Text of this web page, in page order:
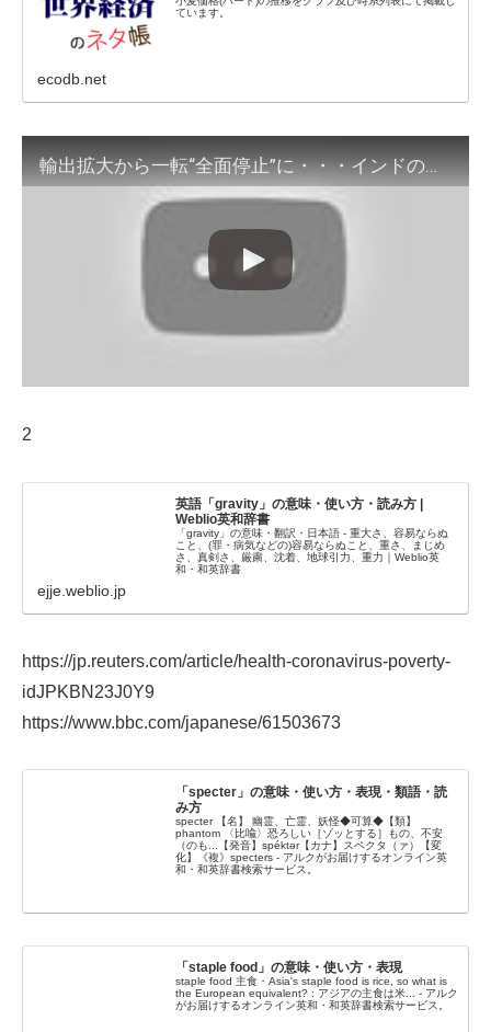
ています。
ecodb.net
輸出拡大から一転“全面停止”に・・・インドの記録的な熱波が小麦不足に拍車(2022年5月18日)
2
英語「gravity」の意味・使い方・読み方 |
Weblio英和辞書
「gravity」の意味・翻訳・日本語 - 重大さ、容易ならぬ
こと、(罪・病気などの)容易ならぬこと、重さ、まじめ
さ、真剣さ、厳粛、沈着、地球引力、重力｜Weblio英
和・和英辞書
ejje.weblio.jp
https://jp.reuters.com/article/health-coronavirus-poverty-
idJPKBN23J0Y9
https://www.bbc.com/japanese/61503673
「specter」の意味・使い方・表現・類語・読
み方
specter 【名】 幽霊、亡霊、妖怪◆可算◆【類】
phantom 〈比喩〉恐ろしい［ゾッとする］もの、不安
（のも...【発音】spéktər【カナ】スペクタ（ァ）【変
化】《複》specters - アルクがお届けするオンライン英
和・和英辞書検索サービス。
「staple food」の意味・使い方・表現
staple food 主食・Asia's staple food is rice, so what is
the European equivalent? : アジアの主食は米... - アルク
がお届けするオンライン英和・和英辞書検索サービス。